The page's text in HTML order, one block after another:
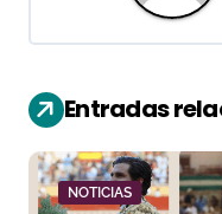
c
i
ó
n
Entradas
NOTICIAS